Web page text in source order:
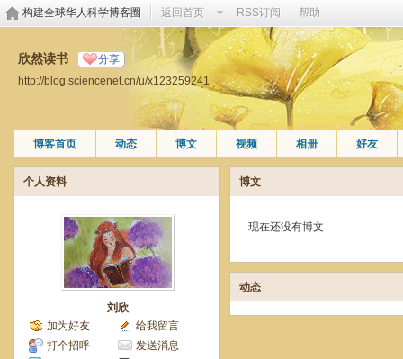
构建全球华人科学博客圈 返回首页 RSS订阅 帮助
欣然读书 分享
http://blog.sciencenet.cn/u/x123259241
博客首页 动态 博文 视频 相册 好友
个人资料
刘欣
加为好友
给我留言
打个招呼
发送消息
博文
现在还没有博文
动态